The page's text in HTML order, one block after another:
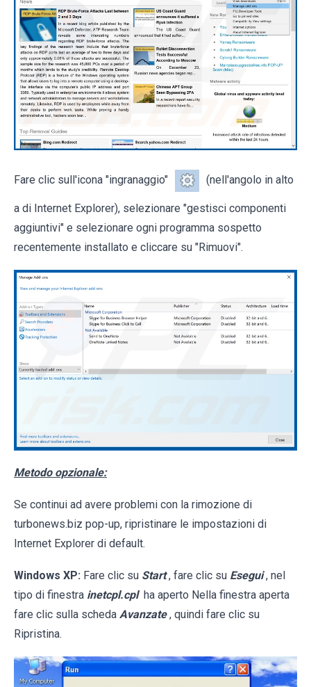
Fare clic sull'icona "ingranaggio" (nell'angolo in alto
a di Internet Explorer), selezionare "gestisci componenti
aggiuntivi" e selezionare ogni programma sospetto
recentemente installato e cliccare su "Rimuovi".
Metodo opzionale:
Se continui ad avere problemi con la rimozione di
turbonews.biz pop-up, ripristinare le impostazioni di
Internet Explorer di default.
Windows XP: Fare clic su Start , fare clic su Esegui , nel
tipo di finestra inetcpl.cpl ha aperto Nella finestra aperta
fare clic sulla scheda Avanzate , quindi fare clic su
Ripristina.